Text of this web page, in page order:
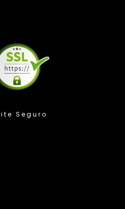
Compra Protegida